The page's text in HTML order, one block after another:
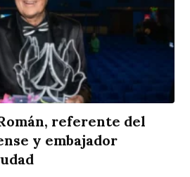
referente del
y embajador